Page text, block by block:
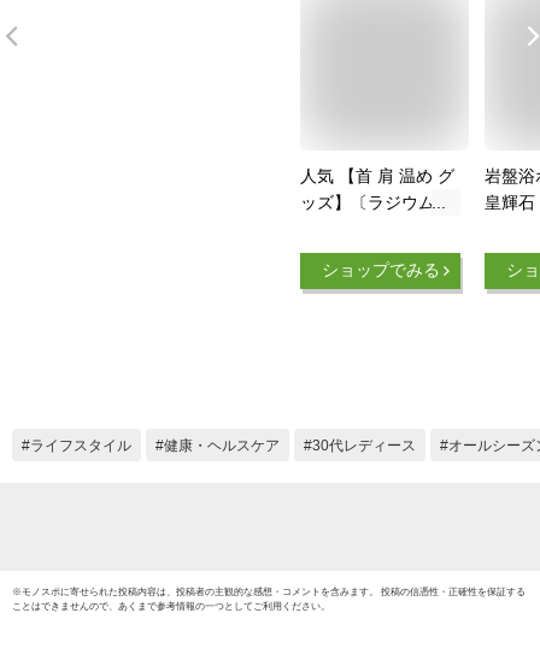
人気 【首 肩 温め グ
ッズ】〔ラジウム温
背中〕 サポーター
ネックウォーマー マ
節電 対策 防寒 送料
ショップでみる
岩盤浴
皇輝石
ズ 温
り 温
敬老の
シ
ライフスタイル 健康・ヘルスケア 30代レディース オールシーズ
※モノスポに寄せられた投稿内容は、投稿者の主観的な感想・コメントを含みます。 投稿の信憑性・正確性を保証する
ことはできませんので、あくまで参考情報の一つとしてご利用ください。